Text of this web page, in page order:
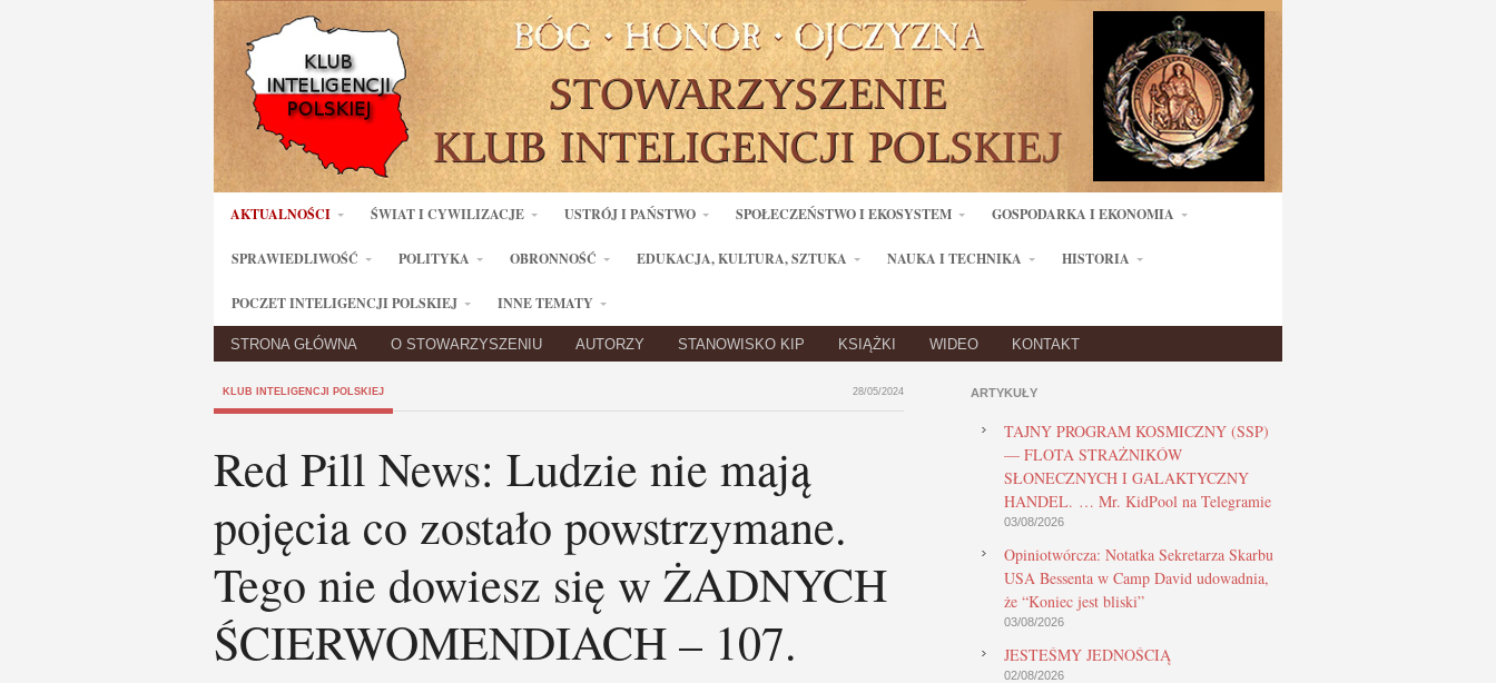
AKTUALNOŚCI ŚWIAT I CYWILIZACJE USTRÓJ I PAŃSTWO SPOŁECZEŃSTWO I EKOSYSTEM GOSPODARKA I EKONOMIA
SPRAWIEDLIWOŚĆ POLITYKA OBRONNOŚĆ EDUKACJA, KULTURA, SZTUKA NAUKA I TECHNIKA HISTORIA
POCZET INTELIGENCJI POLSKIEJ INNE TEMATY
STRONA GŁÓWNA O STOWARZYSZENIU AUTORZY STANOWISKO KIP KSIĄŻKI WIDEO KONTAKT
KLUB INTELIGENCJI POLSKIEJ 28/05/2024
Red Pill News: Ludzie nie mają
pojęcia co zostało powstrzymane.
Tego nie dowiesz się w ŻADNYCH
ŚCIERWOMENDIACH – 107.
ARTYKUŁY
TAJNY PROGRAM KOSMICZNY (SSP)
— FLOTA STRAŻNIKÓW
SŁONECZNYCH I GALAKTYCZNY
HANDEL. … Mr. KidPool na Telegramie
03/08/2026
Opiniotwórcza: Notatka Sekretarza Skarbu
USA Bessenta w Camp David udowadnia,
że “Koniec jest bliski”
03/08/2026
JESTEŚMY JEDNOŚCIĄ
02/08/2026